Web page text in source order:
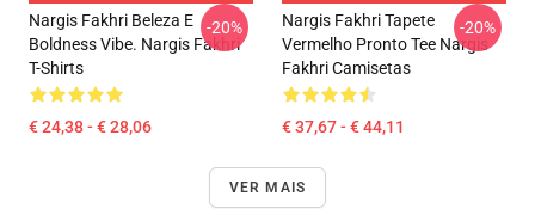
Nargis Fakhri Beleza E
Boldness Vibe. Nargis Fakhri
T-Shirts
€ 24,38 - € 28,06
-20%
Nargis Fakhri Tapete
Vermelho Pronto Tee Nargis
Fakhri Camisetas
€ 37,67 - € 44,11
-20%
VER MAIS